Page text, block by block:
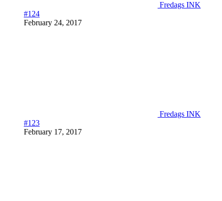
Fredags INK
#124
February 24, 2017
Fredags INK
#123
February 17, 2017